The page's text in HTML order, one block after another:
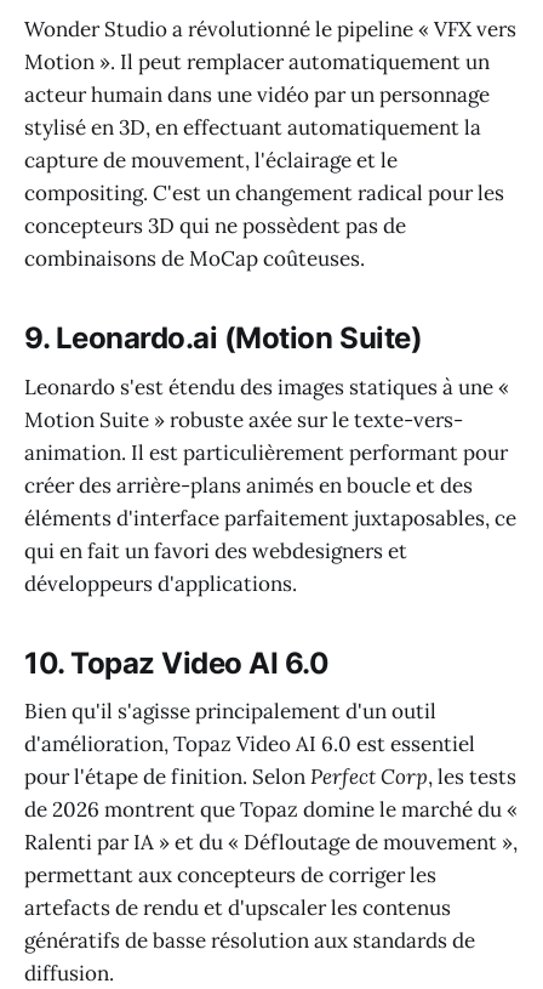
Wonder Studio a révolutionné le pipeline « VFX vers
Motion ». Il peut remplacer automatiquement un
acteur humain dans une vidéo par un personnage
stylisé en 3D, en effectuant automatiquement la
capture de mouvement, l'éclairage et le
compositing. C'est un changement radical pour les
concepteurs 3D qui ne possèdent pas de
combinaisons de MoCap coûteuses.
9. Leonardo.ai (Motion Suite)
Leonardo s'est étendu des images statiques à une «
Motion Suite » robuste axée sur le texte-vers-
animation. Il est particulièrement performant pour
créer des arrière-plans animés en boucle et des
éléments d'interface parfaitement juxtaposables, ce
qui en fait un favori des webdesigners et
développeurs d'applications.
10. Topaz Video AI 6.0
Bien qu'il s'agisse principalement d'un outil
d'amélioration, Topaz Video AI 6.0 est essentiel
pour l'étape de finition. SelonPerfect Corp, les tests
de 2026 montrent que Topaz domine le marché du «
Ralenti par IA » et du « Défloutage de mouvement »,
permettant aux concepteurs de corriger les
artefacts de rendu et d'upscaler les contenus
génératifs de basse résolution aux standards de
diffusion.